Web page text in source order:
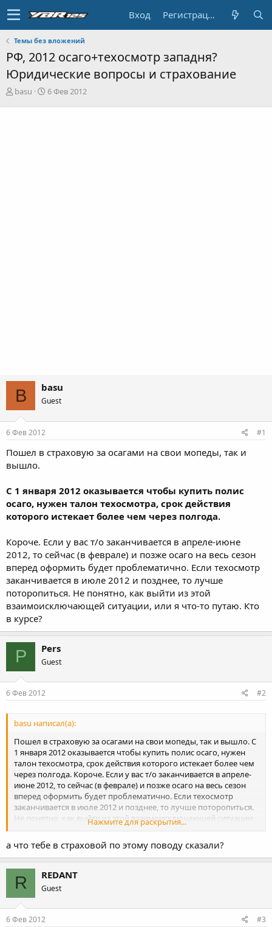
Вход Регистрация
Темы без вложений
РФ, 2012 осаго+техосмотр западня?
Юридические вопросы и страхование
А
basu
Д
6 Фев 2012
B basu
Guest
6 Фев 2012 #1
Пошел в страховую за осагами на свои мопеды, так и
вышло.
С 1 января 2012 оказывается чтобы купить полис
осаго, нужен талон техосмотра, срок действия
которого истекает более чем через полгода.
Короче. Если у вас т/о заканчивается в апреле-июне
2012, то сейчас (в феврале) и позже осаго на весь сезон
вперед оформить будет проблематично. Если техосмотр
заканчивается в июле 2012 и позднее, то лучше
поторопиться. Не понятно, как выйти из этой
взаимоисключающей ситуации, или я что-то путаю. Кто
в курсе?
P Pers
Guest
6 Фев 2012 #2
basu написал(а):
Пошел в страховую за осагами на свои мопеды, так и вышло. С
1 января 2012 оказывается чтобы купить полис осаго, нужен
талон техосмотра, срок действия которого истекает более чем
через полгода. Короче. Если у вас т/о заканчивается в апреле-
июне 2012, то сейчас (в феврале) и позже осаго на весь сезон
вперед оформить будет проблематично. Если техосмотр
заканчивается в июле 2012 и позднее, то лучше поторопиться.
Не понятно, как выйти из этой взаимоисключающей ситуации,
или я что-то путаю. Кто в курсе?
Нажмите для раскрытия...
а что тебе в страховой по этому поводу сказали?
R REDANT
Guest
6 Фев 2012 #3